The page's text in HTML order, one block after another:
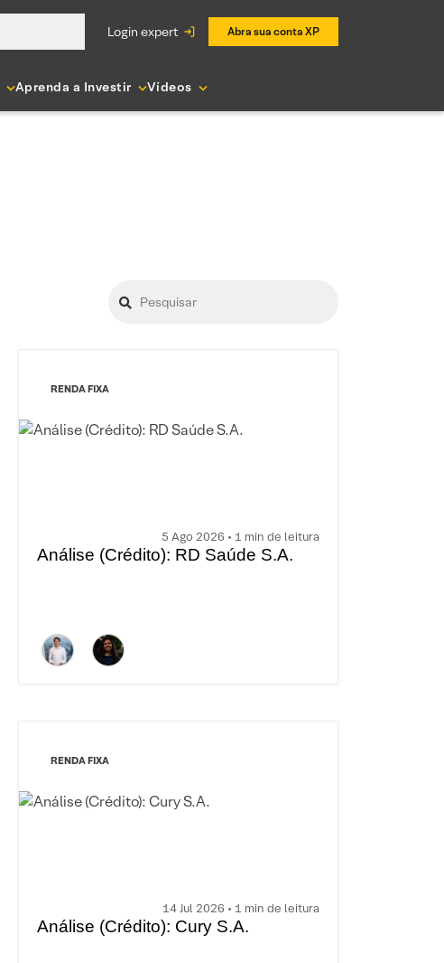
login expert Abra sua conta XP
Aprenda a Investir Vídeos
RENDA FIXA
5 Ago 2026 • 1 min de leitura
Análise (Crédito): RD Saúde S.A.
RENDA FIXA
14 Jul 2026 • 1 min de leitura
Análise (Crédito): Cury S.A.